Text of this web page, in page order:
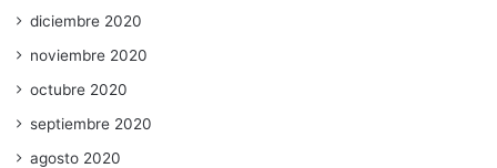
diciembre 2020
noviembre 2020
octubre 2020
septiembre 2020
agosto 2020